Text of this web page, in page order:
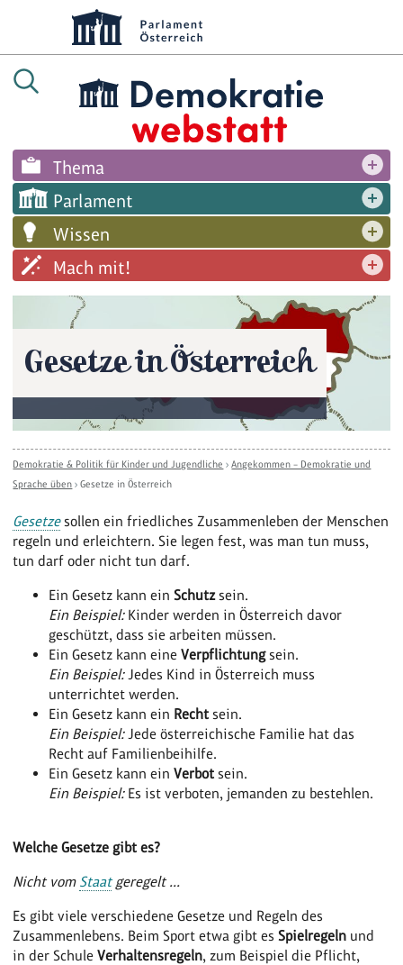
Thema
Parlament
Wissen
Mach mit!
Gesetze in Österreich
Demokratie & Politik für Kinder und Jugendliche ›Angekommen – Demokratie und
Sprache üben ›Gesetze in Österreich
Gesetzesollen ein friedliches Zusammenleben der Menschen
regeln und erleichtern. Sie legen fest, was man tun muss,
tun darf oder nicht tun darf.
Ein Gesetz kann ein Schutzsein.
Ein Beispiel:Kinder werden in Österreich davor
geschützt, dass sie arbeiten müssen.
Ein Gesetz kann eineVerpflichtungsein.
Ein Beispiel:Jedes Kind in Österreich muss
unterrichtet werden.
Ein Gesetz kann ein Recht sein.
Ein Beispiel: Jede österreichische Familie hat das
Recht auf Familienbeihilfe.
Ein Gesetz kann einVerbot sein.
Ein Beispiel:Es ist verboten, jemanden zu bestehlen.
Welche Gesetze gibt es?
Nicht vom Staatgeregelt ...
Es gibt viele verschiedene Gesetze und Regeln des
Zusammenlebens. Beim Sport etwa gibt es Spielregeln und
in der SchuleVerhaltensregeln, zum Beispiel die Pflicht,